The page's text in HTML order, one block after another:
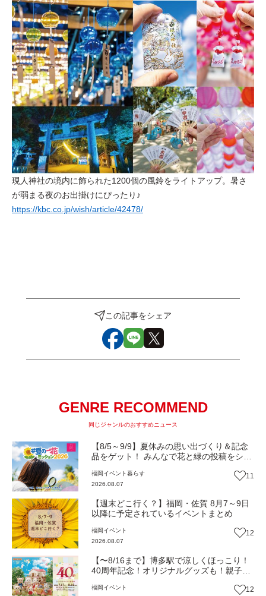
現人神社の境内に飾られた1200個の風鈴をライトアップ。暑さ
が弱まる夜のお出掛けにぴったり♪
https://kbc.co.jp/wish/article/42478/
この記事をシェア
GENRE RECOMMEND
同じジャンルのおすすめニュース
【8/5～9/9】夏休みの思い出づくり＆記念
品をゲット！ みんなで花と緑の投稿をシェ
レンジ【一人一花はなきん便り】Vol.55
福岡 イベント暮らす
2026.08.07
11
【週末どこ行く？】福岡・佐賀 8月7～9日
以降に予定されているイベントまとめ
福岡 イベント
2026.08.07
12
【〜8/16まで】博多駅で涼しくほっこり！
40周年記念！オリジナルグッズも！親子揃
こう（JR九州ホール）【イベント】
福岡 イベント
12